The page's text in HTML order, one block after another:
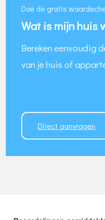
Doe de gratis
Wat is mijn huis
Bereken eenvoudig
van je huis of
Direct aanvragen